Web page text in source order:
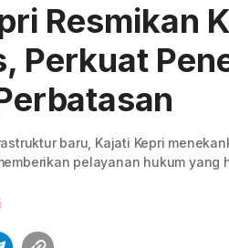
Resmikan
Perkuat
baru, Kajati Kepri
pelayanan hukum yang